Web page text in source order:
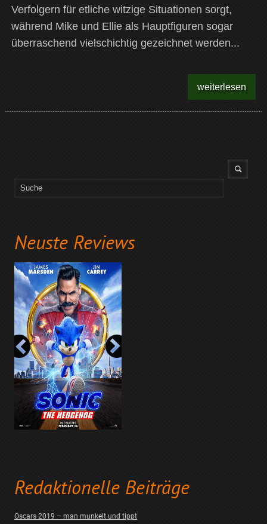
Neuste Reviews
Redaktionelle Beiträge
Oscars 2019 – man munkelt und tippt
Verfolgern für etliche witzige Situationen sorgt,
während Mike und Ellie als Hauptfiguren sogar
überraschend vielschichtig gezeichnet werden...
weiterlesen